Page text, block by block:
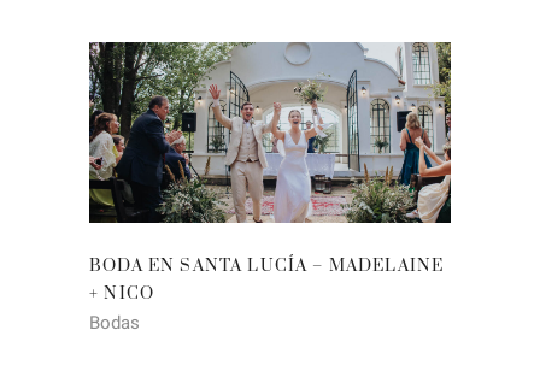
BODA EN SANTA LUCÍA – MADELAINE
+ NICO
Bodas